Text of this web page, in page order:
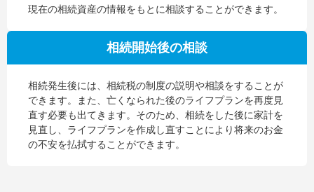
現在の相続資産の情報をもとに相談することができます。
相続開始後の相談
相続発生後には、相続税の制度の説明や相談をすることが
できます。また、亡くなられた後のライフプランを再度見
直す必要も出てきます。そのため、相続をした後に家計を
見直し、ライフプランを作成し直すことにより将来のお金
の不安を払拭することができます。